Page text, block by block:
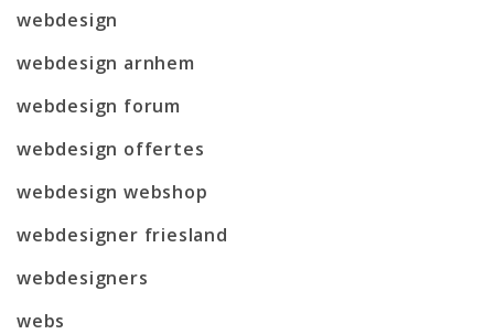
webdesign
webdesign arnhem
webdesign forum
webdesign offertes
webdesign webshop
webdesigner friesland
webdesigners
webs